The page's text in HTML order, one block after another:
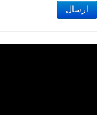
ارسال